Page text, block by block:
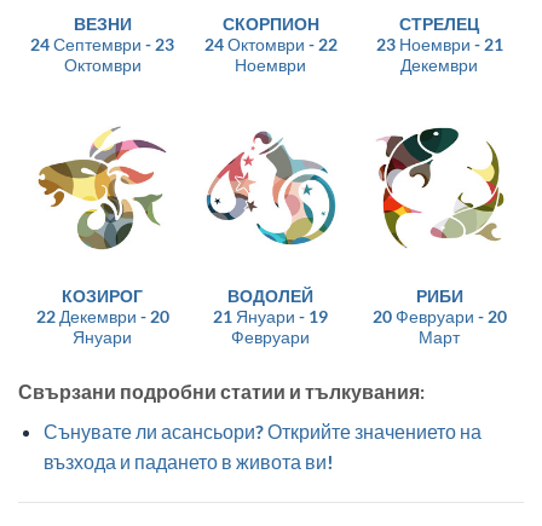
ВЕЗНИ
24 Септември - 23
Октомври
СКОРПИОН
24 Октомври - 22
Ноември
СТРЕЛЕЦ
23 Ноември - 21
Декември
КОЗИРОГ
22 Декември - 20
Януари
ВОДОЛЕЙ
21 Януари - 19
Февруари
РИБИ
20 Февруари - 20
Март
Свързани подробни статии и тълкувания:
Сънувате ли асансьори? Открийте значението на
възхода и падането в живота ви!